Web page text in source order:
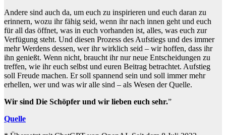
Andere sind auch da, um euch zu inspirieren und euch daran zu
erinnern, wozu ihr fähig seid, wenn ihr nach innen geht und euch
für all das öffnet, was in euch vorhanden ist, alles, was euch zur
Verfügung steht. Und diesen Prozess des Aufstiegs und des immer
mehr Werdens dessen, wer ihr wirklich seid – wir hoffen, dass ihr
ihn genießt. Wenn nicht, braucht ihr nur neue Entscheidungen zu
treffen, wie ihr euch selbst und euren Beitrag betrachtet. Aufstieg
soll Freude machen. Er soll spannend sein und soll immer mehr
erhellen, wer und was wir alle sind – als Wesen der Quelle.
Wir sind Die Schöpfer und wir lieben euch sehr.”
Quelle